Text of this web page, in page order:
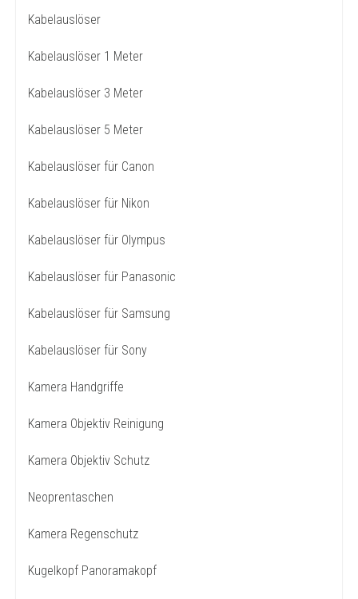
Kabelauslöser
Kabelauslöser 1 Meter
Kabelauslöser 3 Meter
Kabelauslöser 5 Meter
Kabelauslöser für Canon
Kabelauslöser für Nikon
Kabelauslöser für Olympus
Kabelauslöser für Panasonic
Kabelauslöser für Samsung
Kabelauslöser für Sony
Kamera Handgriffe
Kamera Objektiv Reinigung
Kamera Objektiv Schutz
Neoprentaschen
Kamera Regenschutz
Kugelkopf Panoramakopf